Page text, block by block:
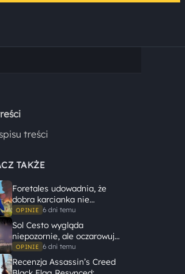
treści
TAKŻE
Foretales udowadnia, że
dobra karcianka nie
potrzebuje wielkiego
świata, żeby opowiedzieć
dużą historię
OPINIE 6 dni temu
Sol Cesto wygląda
niepozornie, ale oczarowuje
gameplayem
OPINIE 6 dni temu
Recenzja Assassin’s Creed